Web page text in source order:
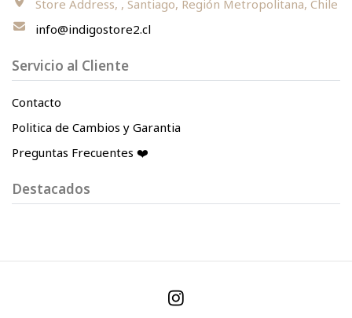
Store Address, , Santiago, Región Metropolitana, Chile
info@indigostore2.cl
Servicio al Cliente
Contacto
Politica de Cambios y Garantia
Preguntas Frecuentes ❤️
Destacados